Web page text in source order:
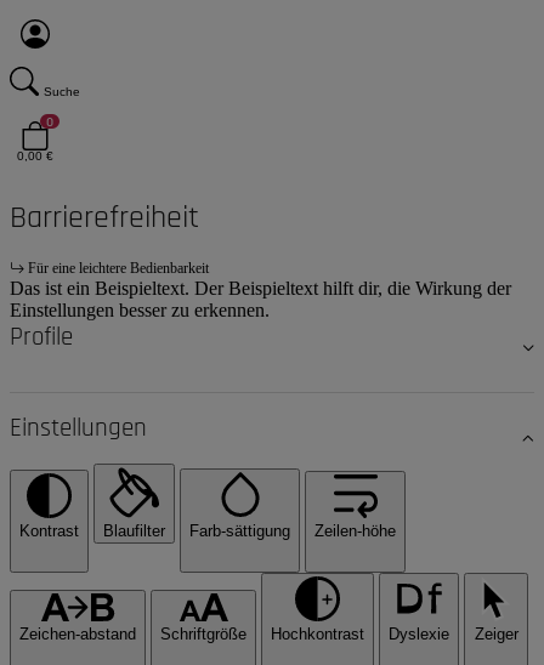
Suche
0
0,00 €
Barrierefreiheit
Für eine leichtere Bedienbarkeit
Das ist ein Beispieltext. Der Beispieltext hilft dir, die Wirkung der
Einstellungen besser zu erkennen.
Profile
Einstellungen
Kontrast Blaufilter Farb-sättigung Zeilen-höhe
Zeichen-abstand Schriftgröße Hochkontrast Dyslexie Zeiger